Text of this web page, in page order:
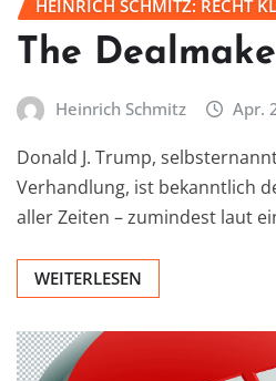
HEINRICH SCHMITZ: RECHT
The
Heinrich Schmitz Apr.
Donald J. Trump,
Verhandlung, ist bekanntlich
aller Zeiten – zumindest laut
WEITERLESEN